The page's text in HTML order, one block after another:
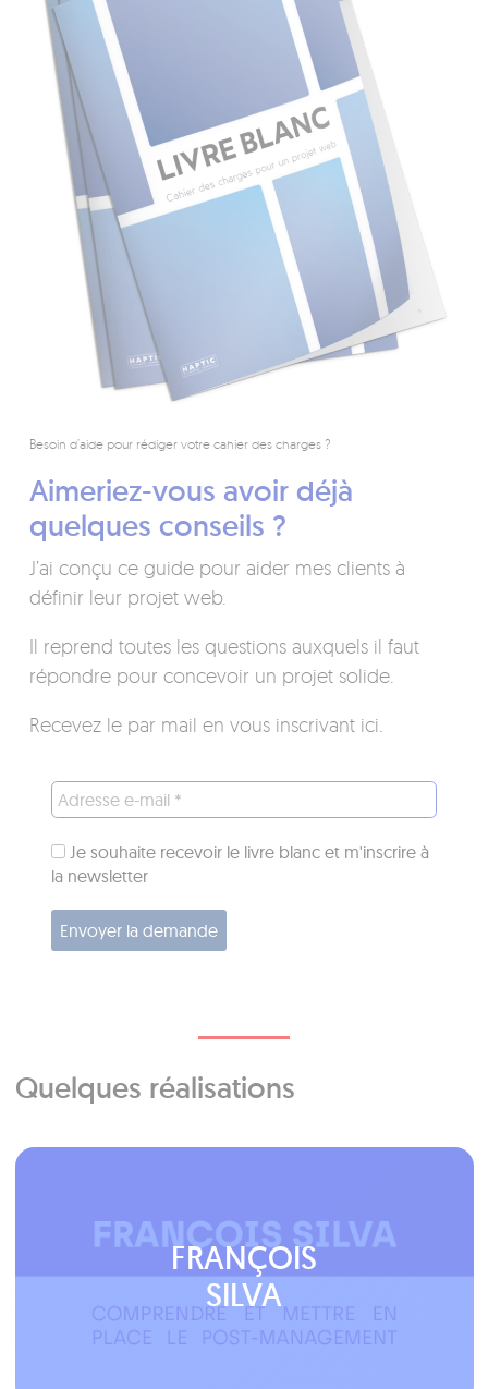
Besoin d’aide pour rédiger votre cahier des charges ?
Aimeriez-vous avoir déjà
quelques conseils ?
J’ai conçu ce guide pour aider mes clients à
définir leur projet web.
Il reprend toutes les questions auxquels il faut
répondre pour concevoir un projet solide.
Recevez le par mail en vous inscrivant ici.
Je souhaite recevoir le livre blanc et m'inscrire à
la newsletter
Quelques réalisations
FRANÇOIS
SILVA